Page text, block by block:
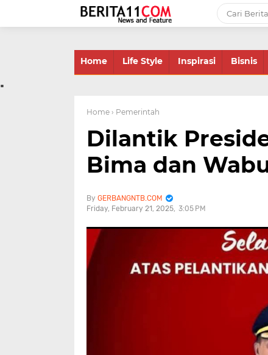
Home Life Style Inspirasi Bisnis
.
Home › Pemerintah
Dilantik
Bima dan
GERBANGNTB.COM
Friday, February 21, 2025 3:05 PM